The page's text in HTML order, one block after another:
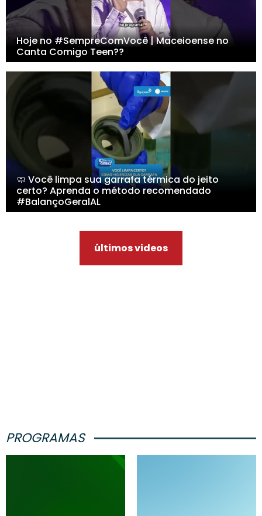
Hoje no #SempreComVocê | Maceioense no
Canta Comigo Teen??
🧼 Você limpa sua garrafa térmica do jeito
certo? Aprenda o método recomendado
#BalançoGeralAL
últimos videos
PROGRAMAS